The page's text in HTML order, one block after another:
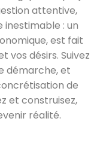
attentive,
inestimable : un
est fait
vos désirs. Suivez
démarche, et
de
et construisez,
réalité.